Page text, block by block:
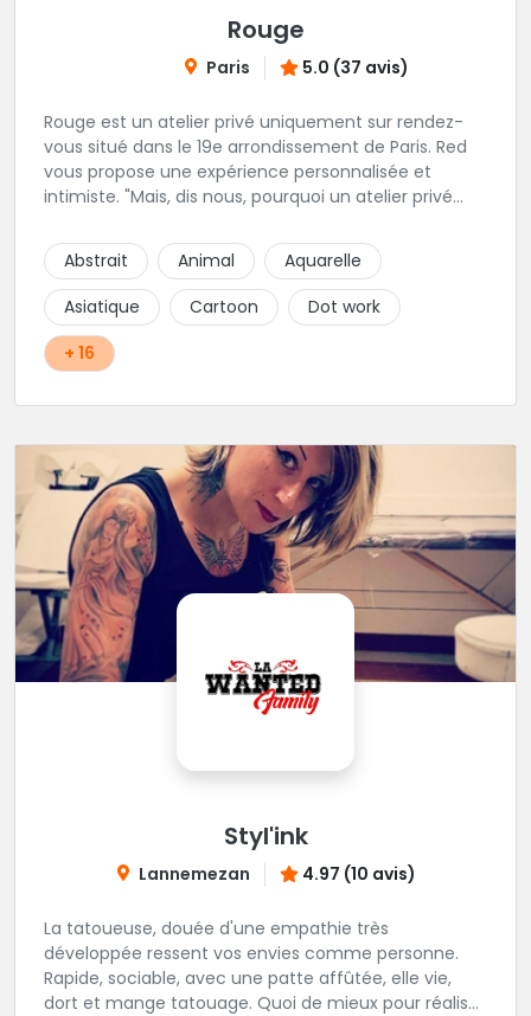
Rouge
Paris 5.0 (37 avis)
Rouge est un atelier privé uniquement sur rendez-
vous situé dans le 19e arrondissement de Paris. Red
vous propose une expérience personnalisée et
intimiste. "Mais, dis nous, pourquoi un atelier privé
qualité de service à tous les tatoué(e)s. L'intérêt est
de prendre son temps, faire les bons choix, et
toujours se donner à 1000 %. Sans oublier, une
hygiène irréprochable. La bonne humeur, l'échange,
le respect, faire un travail personnalisé et toujours de
qualité, sont les mots d'ordre dans cet atelier. " Si
Abstrait Animal
Aquarelle
Asiatique
Cartoon
Dot work
+ 16
Styl'ink
Lannemezan 4.97 (10 avis)
La tatoueuse, douée d'une empathie très
développée ressent vos envies comme personne.
Rapide, sociable, avec une patte affûtée, elle vie,
dort et mange tatouage. Quoi de mieux pour réaliser